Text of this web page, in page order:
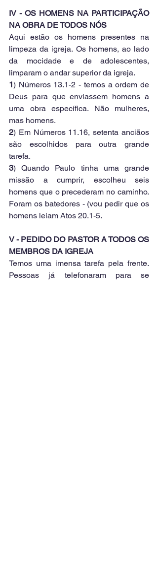
IV - OS HOMENS NA PARTICIPAÇÃO
NA OBRA DE TODOS NÓS
Aqui estão os homens presentes na
limpeza da igreja. Os homens, ao lado
da mocidade e de adolescentes,
limparam o andar superior da igreja.
1) Números 13.1-2 - temos a ordem de
Deus para que enviassem homens a
uma obra específica. Não mulheres,
mas homens.
2) Em Números 11.16, setenta anciãos
são escolhidos para outra grande
tarefa.
3) Quando Paulo tinha uma grande
missão a cumprir, escolheu seis
homens que o precederam no caminho.
Foram os batedores - (vou pedir que os
homens leiam Atos 20.1-5.
V - PEDIDO DO PASTOR A TODOS OS
MEMBROS DA IGREJA
Temos uma imensa tarefa pela frente.
Pessoas já telefonaram para se